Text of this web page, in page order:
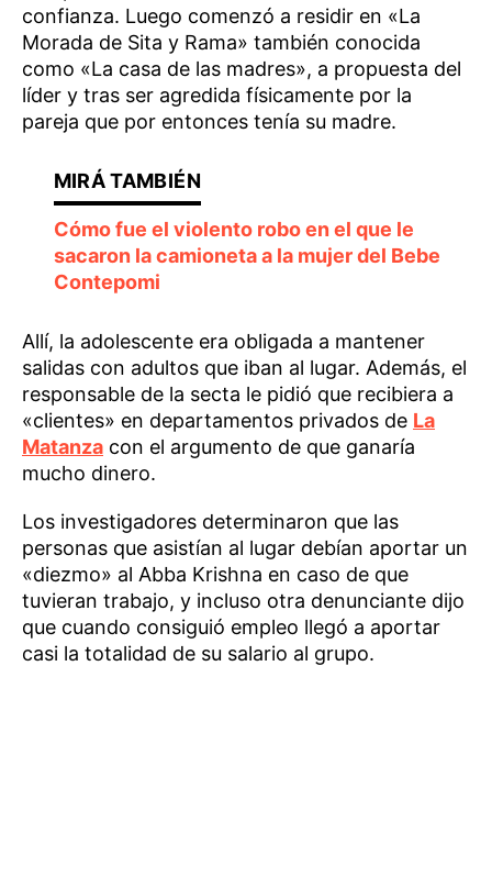
confianza. Luego comenzó a residir en «La
Morada de Sita y Rama» también conocida
como «La casa de las madres», a propuesta del
líder y tras ser agredida físicamente por la
pareja que por entonces tenía su madre.
Cómo fue el violento robo en el que le
sacaron la camioneta a la mujer del Bebe
Contepomi
Allí, la adolescente era obligada a mantener
salidas con adultos que iban al lugar. Además, el
responsable de la secta le pidió que recibiera a
«clientes» en departamentos privados de La
Matanza con el argumento de que ganaría
mucho dinero.
Los investigadores determinaron que las
personas que asistían al lugar debían aportar un
«diezmo» al Abba Krishna en caso de que
tuvieran trabajo, y incluso otra denunciante dijo
que cuando consiguió empleo llegó a aportar
casi la totalidad de su salario al grupo.